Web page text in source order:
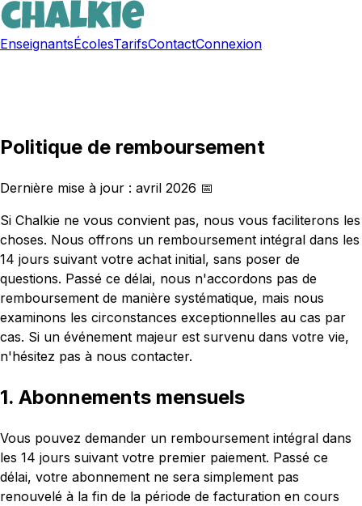
EnseignantsÉcolesTarifsContactConnexion
Politique de remboursement
Dernière mise à jour : avril 2026 📅
Si Chalkie ne vous convient pas, nous vous faciliterons les
choses. Nous offrons un remboursement intégral dans les
14 jours suivant votre achat initial, sans poser de
questions. Passé ce délai, nous n'accordons pas de
remboursement de manière systématique, mais nous
examinons les circonstances exceptionnelles au cas par
cas. Si un événement majeur est survenu dans votre vie,
n'hésitez pas à nous contacter.
1. Abonnements mensuels
Vous pouvez demander un remboursement intégral dans
les 14 jours suivant votre premier paiement. Passé ce
délai, votre abonnement ne sera simplement pas
renouvelé à la fin de la période de facturation en cours